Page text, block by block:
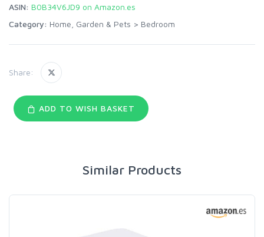
ASIN: B0B34V6JD9 on Amazon.es
Category: Home, Garden & Pets > Bedroom
Share:
ADD TO WISH BASKET
Similar Products